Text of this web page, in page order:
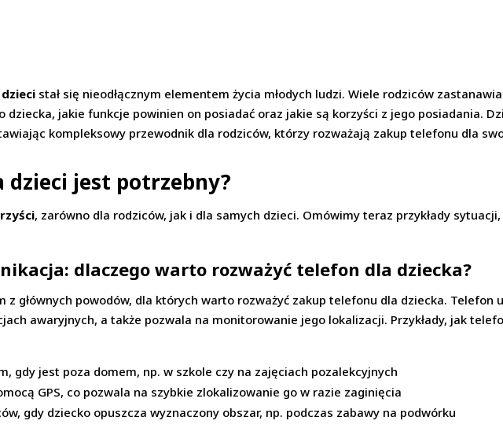
stał się nieodłącznym elementem życia młodych ludzi. Wiele rodziców
jakie funkcje powinien on posiadać oraz jakie są korzyści z jego posiadania.
kompleksowy przewodnik dla rodziców, którzy rozważają zakup telefonu dla
dzieci jest potrzebny?
, zarówno dla rodziców, jak i dla samych dzieci. Omówimy teraz przykłady
dlaczego warto rozważyć telefon dla dziecka?
z głównych powodów, dla których warto rozważyć zakup telefonu dla dziecka. Telefon
awaryjnych, a także pozwala na monitorowanie jego lokalizacji. Przykłady, jak
gdy jest poza domem, np. w szkole czy na zajęciach pozalekcyjnych
GPS, co pozwala na szybkie zlokalizowanie go w razie zaginięcia
gdy dziecko opuszcza wyznaczony obszar, np. podczas zabawy na podwórku